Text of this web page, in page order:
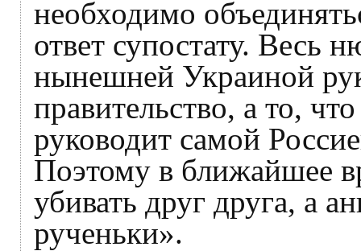
необходимо
ответ супостату. Весь
нынешней Украиной
правительство, а то,
руководит самой
Поэтому в ближайшее
убивать друг друга, а
рученьки».